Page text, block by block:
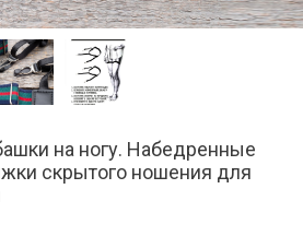
на ногу. Набедренные
скрытого ношения для